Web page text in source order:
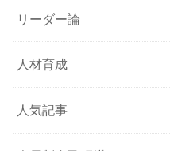
リーダー論
人材育成
人気記事